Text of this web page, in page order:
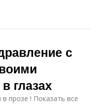
с
глазах
прозе ! Показать все